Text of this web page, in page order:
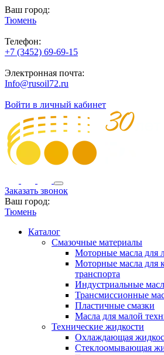
Ваш город:
Тюмень
Телефон:
+7 (3452) 69-69-15
Электронная почта:
Info@rusoil72.ru
Войти в личный кабинет
Заказать звонок
Ваш город:
Тюмень
Каталог
Смазочные материалы
Моторные масла для
Моторные масла для
транспорта
Индустриальные
Трансмиссионные
Пластичные смазки
Масла для малой
Технические жидкости
Охлаждающая
Стеклоомывающая